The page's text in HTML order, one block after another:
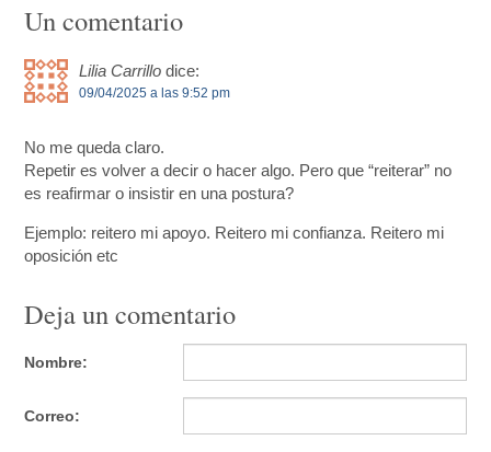
Un comentario
Lilia Carrillo dice:
09/04/2025 a las 9:52 pm
No me queda claro.
Repetir es volver a decir o hacer algo. Pero que “reiterar” no
es reafirmar o insistir en una postura?
Ejemplo: reitero mi apoyo. Reitero mi confianza. Reitero mi
oposición etc
Deja un comentario
Nombre:
Correo: